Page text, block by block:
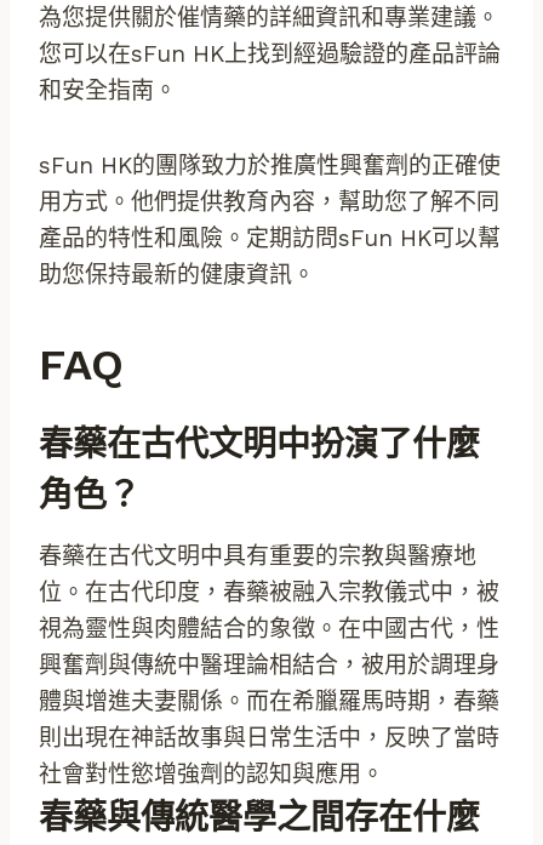
為您提供關於催情藥的詳細資訊和專業建議。
您可以在sFun HK上找到經過驗證的產品評論
和安全指南。
sFun HK的團隊致力於推廣性興奮劑的正確使
用方式。他們提供教育內容，幫助您了解不同
產品的特性和風險。定期訪問sFun HK可以幫
助您保持最新的健康資訊。
FAQ
春藥在古代文明中扮演了什麼
角色？
春藥在古代文明中具有重要的宗教與醫療地
位。在古代印度，春藥被融入宗教儀式中，被
視為靈性與肉體結合的象徵。在中國古代，性
興奮劑與傳統中醫理論相結合，被用於調理身
體與增進夫妻關係。而在希臘羅馬時期，春藥
則出現在神話故事與日常生活中，反映了當時
社會對性慾增強劑的認知與應用。
春藥與傳統醫學之間存在什麼